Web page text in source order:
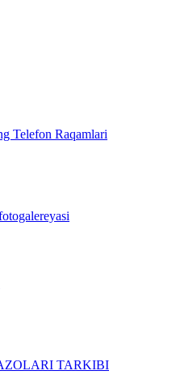
Telefon Raqamlari
TARKIBI